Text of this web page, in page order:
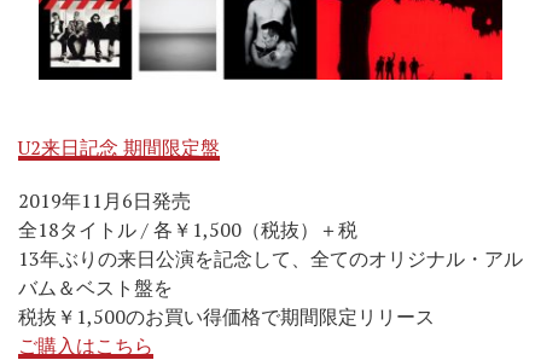
U2来日記念 期間限定盤
2019年11月6日発売
全18タイトル / 各￥1,500（税抜）＋税
13年ぶりの来日公演を記念して、全てのオリジナル・アル
バム＆ベスト盤を
税抜￥1,500のお買い得価格で期間限定リリース
ご購入はこちら